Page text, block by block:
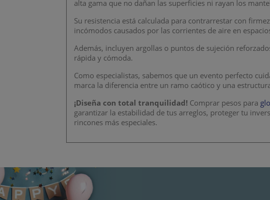
alta gama que no dañan las superficies ni rayan los
Su resistencia está calculada para contrarrestar con
incómodos causados por las corrientes de aire en
Además, incluyen argollas o puntos de sujeción
rápida y cómoda.
Como especialistas, sabemos que un evento perfecto
marca la diferencia entre un ramo caótico y una
¡Diseña con total tranquilidad!Comprar pesos para
garantizar la estabilidad de tus arreglos, proteger tu
rincones más especiales.